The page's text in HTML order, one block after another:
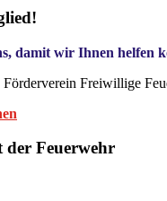
damit wir Ihnen helfen
Förderverein Freiwillige
der Feuerwehr